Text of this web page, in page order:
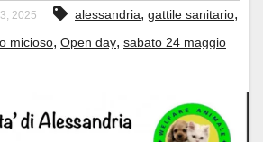
2025 alessandria, gattile sanitario,
micioso, Open day, sabato 24 maggio